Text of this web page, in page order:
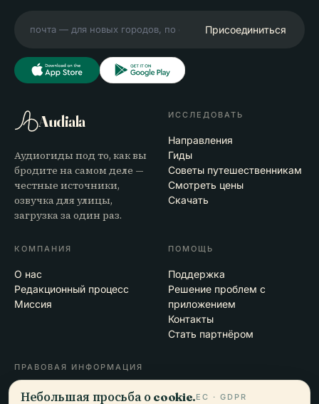
Присоединиться
Audiala
Аудиогиды под то, как вы
бродите на самом деле —
честные источники,
озвучка для улицы,
загрузка за один раз.
ИССЛЕДОВАТЬ
Направления
Гиды
Советы путешественникам
Смотреть цены
Скачать
КОМПАНИЯ
О нас
Редакционный процесс
Миссия
ПОМОЩЬ
Поддержка
Решение проблем с
приложением
Контакты
Стать партнёром
ПРАВОВАЯ ИНФОРМАЦИЯ
Конфиденциальность
Небольшая просьба о cookie.ЕС · GDPR